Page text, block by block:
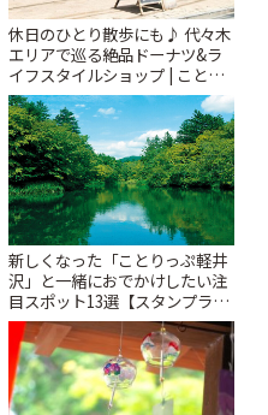
休日のひとり散歩にも♪ 代々木
エリアで巡る絶品ドーナツ&ラ
イフスタイルショップ | ことり
っぷ
新しくなった「ことりっぷ軽井
沢」と一緒におでかけしたい注
目スポット13選【スタンプラリ
ー開催中】 | ことりっぷ